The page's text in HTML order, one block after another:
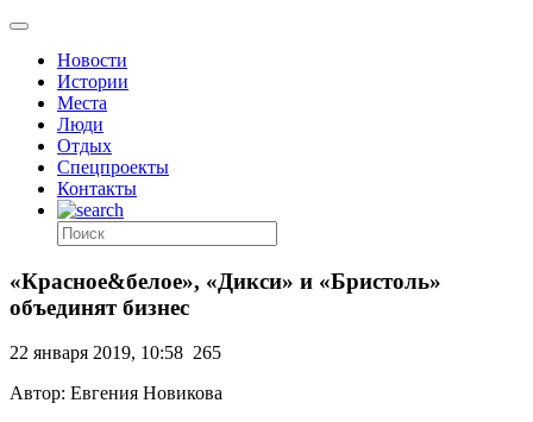
Новости
Истории
Места
Люди
Отдых
Спецпроекты
Контакты
«Красное&белое», «Дикси» и «Бристоль»
объединят бизнес
22 января 2019, 10:58 265
Автор: Евгения Новикова